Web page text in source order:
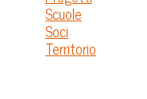
Scuole
Soci
Territorio